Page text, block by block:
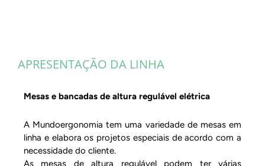
APRESENTAÇÃO DA LINHA
Mesas e bancadas de altura regulável elétrica
A Mundoergonomia tem uma variedade de mesas em
linha e elabora os projetos especiais de acordo com a
necessidade do cliente.